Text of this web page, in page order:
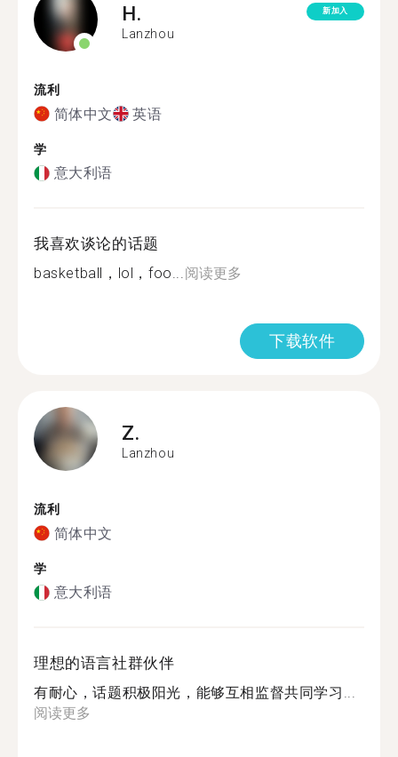
H.
Lanzhou
新加入
流利
简体中文 英语
学
意大利语
我喜欢谈论的话题
basketball，lol，foo...阅读更多
下载软件
Z.
Lanzhou
流利
简体中文
学
意大利语
理想的语言社群伙伴
有耐心，话题积极阳光，能够互相监督共同学习...
阅读更多